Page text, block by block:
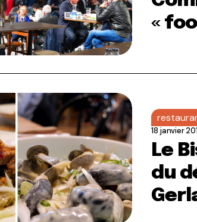
«
18 janvier
Le
du